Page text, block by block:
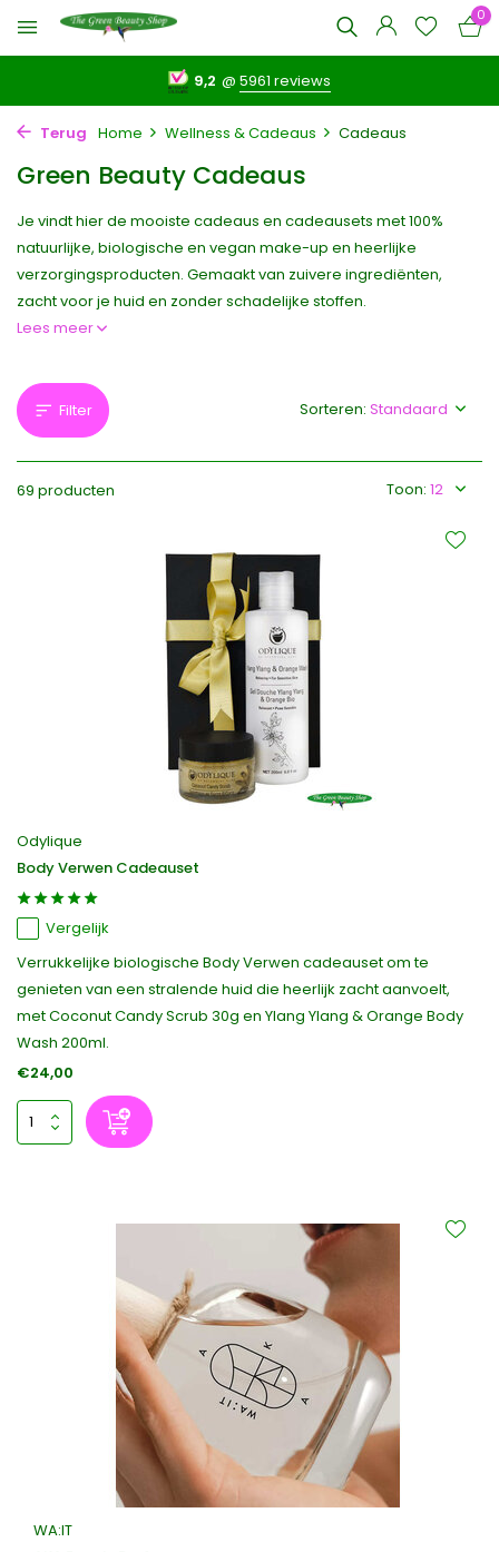
0
9,2 @5961 reviews
Terug Home Wellness & Cadeaus Cadeaus
Green Beauty Cadeaus
Je vindt hier de mooiste cadeaus en cadeausets met 100%
natuurlijke, biologische en vegan make-up en heerlijke
verzorgingsproducten. Gemaakt van zuivere ingrediënten,
zacht voor je huid en zonder schadelijke stoffen.
Lees meer
Filter
69 producten Toon:
Sorteren:
Odylique
Body Verwen Cadeauset
Vergelijk
Verrukkelijke biologische Body Verwen cadeauset om te
genieten van een stralende huid die heerlijk zacht aanvoelt,
met Coconut Candy Scrub 30g en Ylang Ylang & Orange Body
Wash 200ml.
€24,00
WA:IT